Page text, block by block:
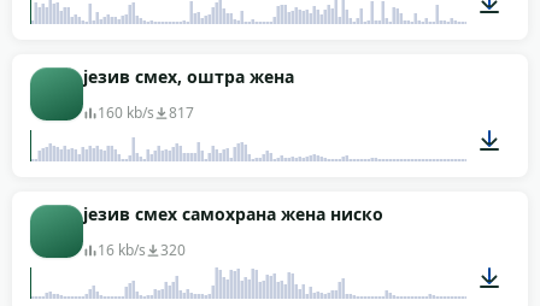
језив смех, оштра жена
160 kb/s 817
језив смех самохрана жена ниско
16 kb/s 320